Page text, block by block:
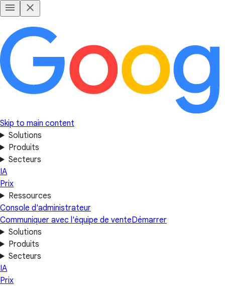
Skip to main content
Solutions
Produits
Secteurs
IA
Prix
Ressources
Console d'administrateur
Communiquer avec l'équipe de venteDémarrer
Solutions
Produits
Secteurs
IA
Prix